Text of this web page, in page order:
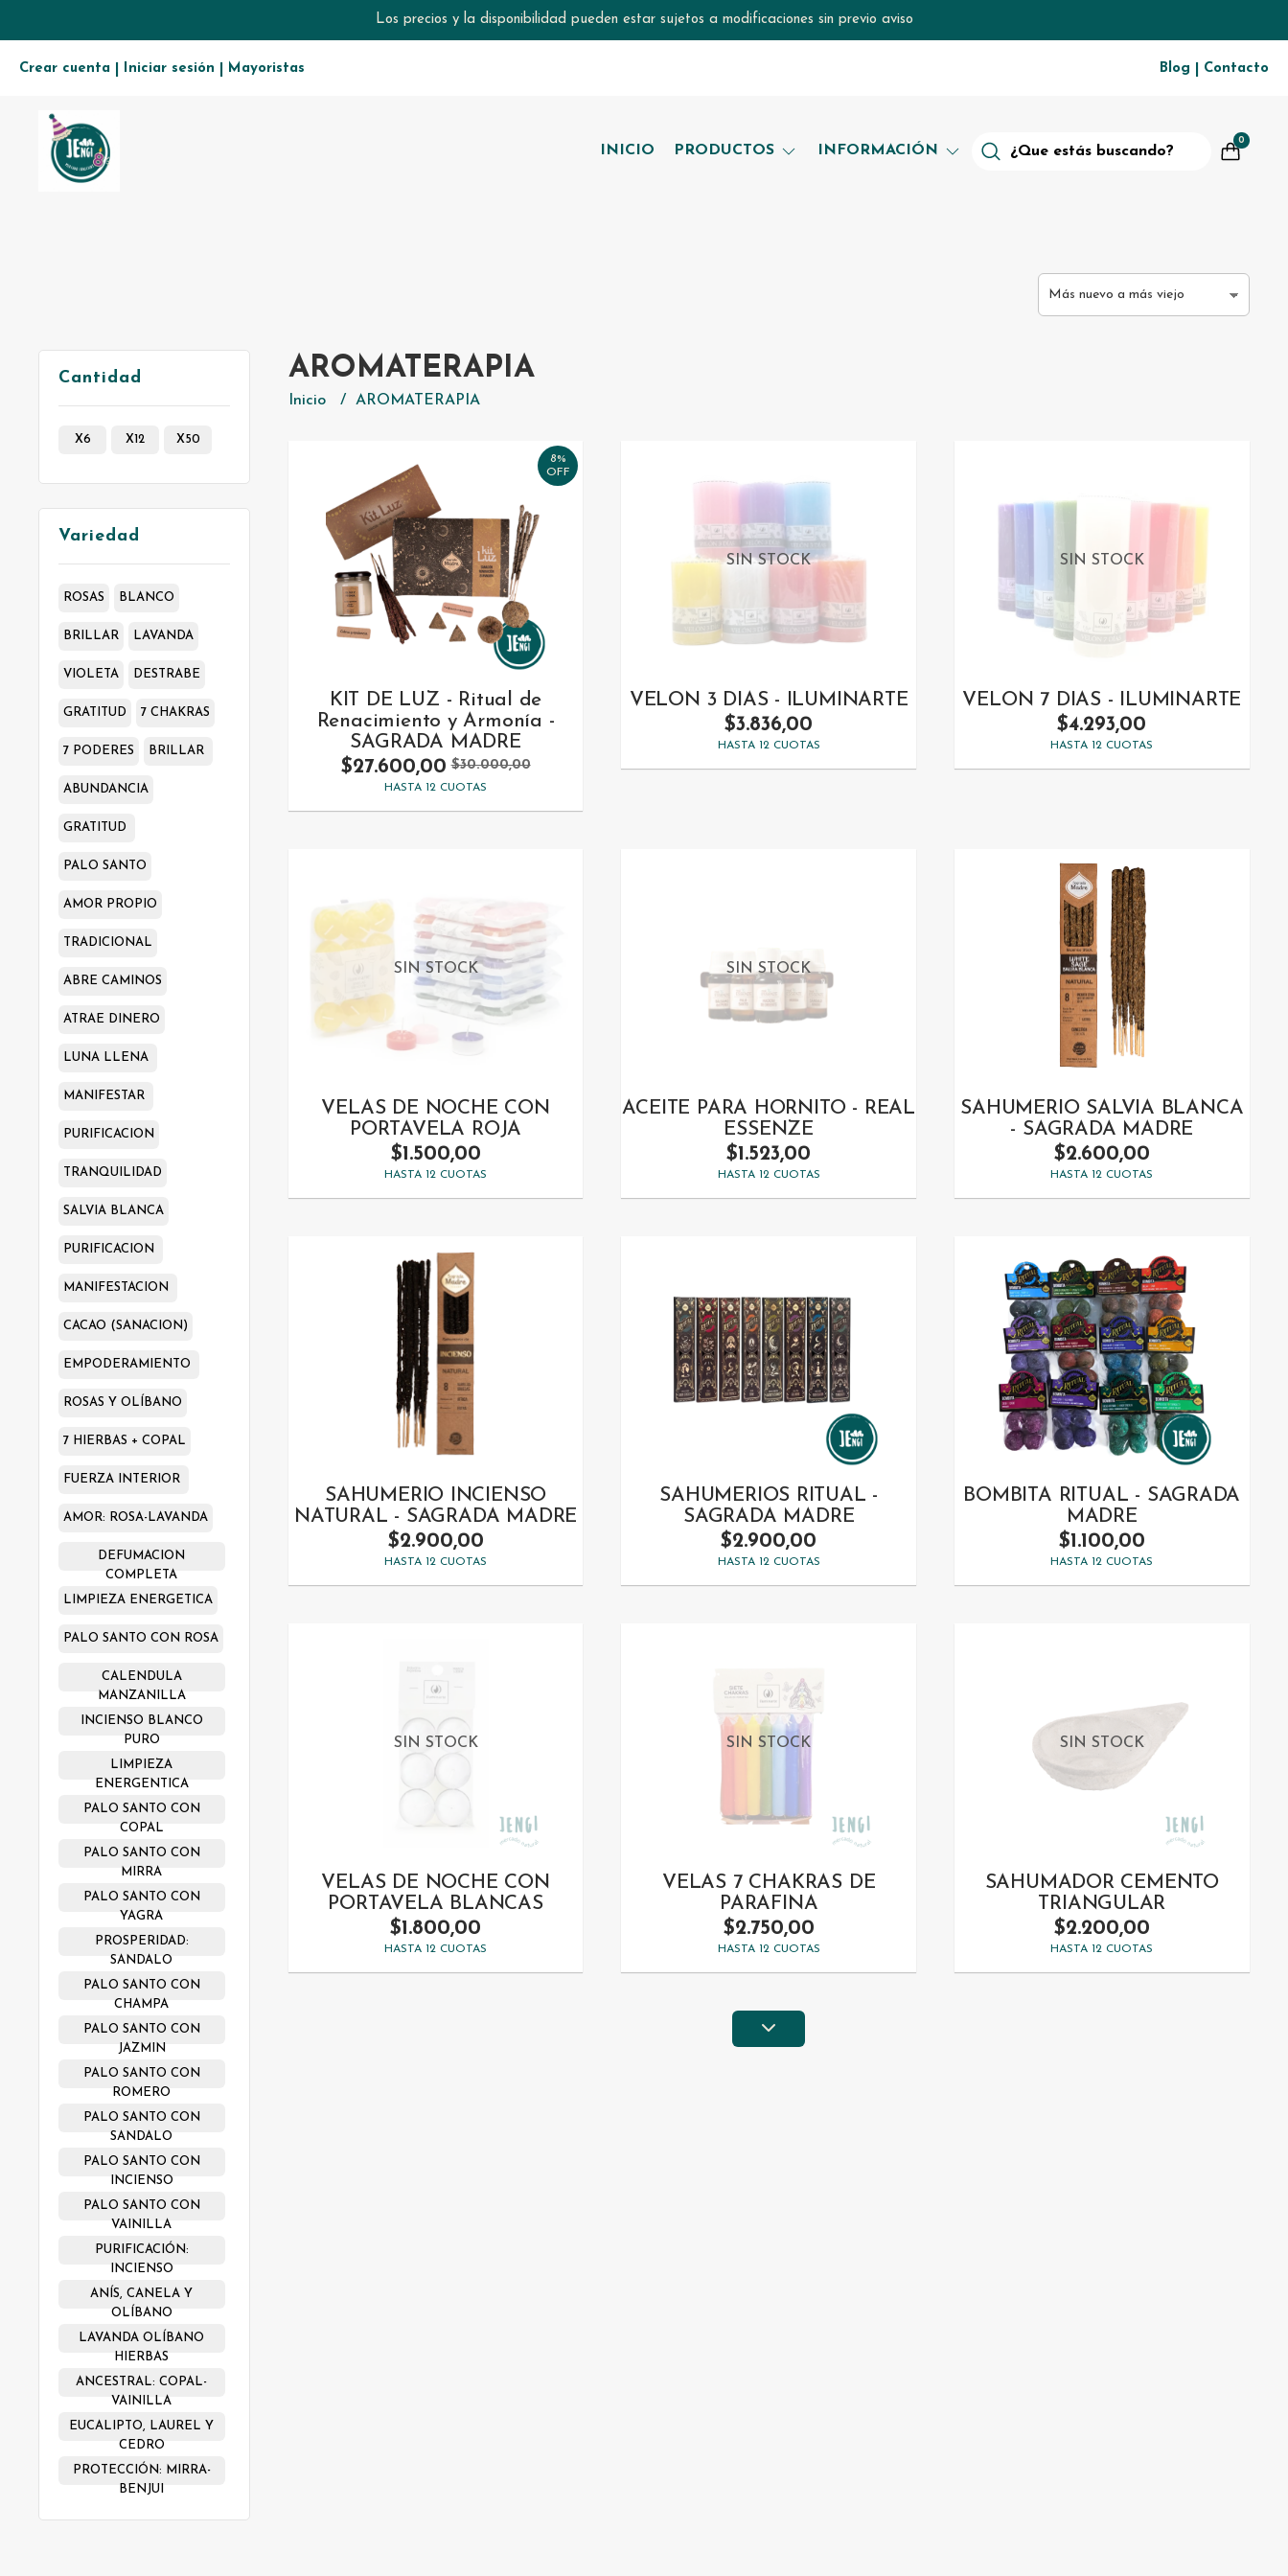
Los precios y la disponibilidad pueden estar sujetos a modificaciones sin previo aviso
Crear cuenta Iniciar sesión Mayoristas Blog Contacto
INICIO PRODUCTOS INFORMACIÓN
0
Cantidad
X6 X12 X50
Variedad
ROSAS BLANCO
BRILLAR LAVANDA
VIOLETA DESTRABE
GRATITUD 7 CHAKRAS
7 PODERES BRILLAR
ABUNDANCIA
GRATITUD
PALO SANTO
AMOR PROPIO
TRADICIONAL
ABRE CAMINOS
ATRAE DINERO
LUNA LLENA
MANIFESTAR
PURIFICACION
TRANQUILIDAD
SALVIA BLANCA
PURIFICACION
MANIFESTACION
CACAO (SANACION)
EMPODERAMIENTO
ROSAS Y OLÍBANO
7 HIERBAS + COPAL
FUERZA INTERIOR
AMOR: ROSA-LAVANDA
DEFUMACION
COMPLETA
LIMPIEZA ENERGETICA
PALO SANTO CON ROSA
CALENDULA
MANZANILLA
INCIENSO BLANCO
PURO
LIMPIEZA
ENERGENTICA
PALO SANTO CON
COPAL
PALO SANTO CON
MIRRA
PALO SANTO CON
YAGRA
PROSPERIDAD:
SANDALO
PALO SANTO CON
CHAMPA
PALO SANTO CON
JAZMIN
PALO SANTO CON
ROMERO
PALO SANTO CON
SANDALO
PALO SANTO CON
INCIENSO
PALO SANTO CON
VAINILLA
PURIFICACIÓN:
INCIENSO
ANÍS, CANELA Y
OLÍBANO
LAVANDA OLÍBANO
HIERBAS
ANCESTRAL: COPAL-
VAINILLA
EUCALIPTO, LAUREL Y
CEDRO
PROTECCIÓN: MIRRA-
BENJUI
AROMATERAPIA
Inicio AROMATERAPIA
8%
OFF
KIT DE LUZ - Ritual de
Renacimiento y Armonía -
SAGRADA MADRE
$27.600,00 $30.000,00
HASTA 12 CUOTAS
SIN STOCK
VELON 3 DIAS - ILUMINARTE
$3.836,00
HASTA 12 CUOTAS
SIN STOCK
VELON 7 DIAS - ILUMINARTE
$4.293,00
HASTA 12 CUOTAS
SIN STOCK
VELAS DE NOCHE CON
PORTAVELA ROJA
$1.500,00
HASTA 12 CUOTAS
SIN STOCK
ACEITE PARA HORNITO - REAL
ESSENZE
$1.523,00
HASTA 12 CUOTAS
SAHUMERIO SALVIA BLANCA
- SAGRADA MADRE
$2.600,00
HASTA 12 CUOTAS
SAHUMERIO INCIENSO
NATURAL - SAGRADA MADRE
$2.900,00
HASTA 12 CUOTAS
SAHUMERIOS RITUAL -
SAGRADA MADRE
$2.900,00
HASTA 12 CUOTAS
BOMBITA RITUAL - SAGRADA
MADRE
$1.100,00
HASTA 12 CUOTAS
SIN STOCK
VELAS DE NOCHE CON
PORTAVELA BLANCAS
$1.800,00
HASTA 12 CUOTAS
SIN STOCK
VELAS 7 CHAKRAS DE
PARAFINA
$2.750,00
HASTA 12 CUOTAS
SIN STOCK
SAHUMADOR CEMENTO
TRIANGULAR
$2.200,00
HASTA 12 CUOTAS